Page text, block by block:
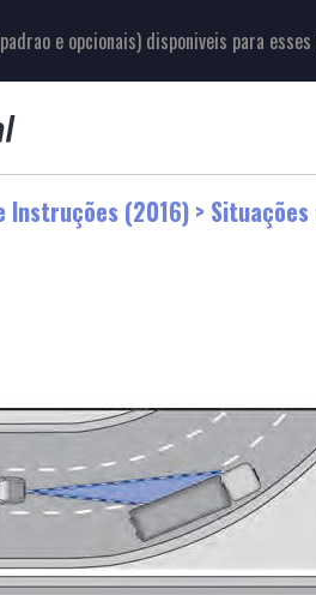
e opcionais) disponiveis para
Instruções (2016) >